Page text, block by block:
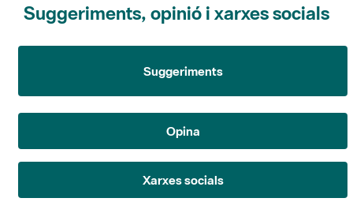
Suggeriments, opinió i xarxes socials
Suggeriments
Opina
Xarxes socials